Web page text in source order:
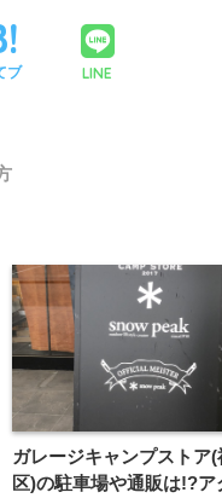
ブ LINE
ガレージキャンプストア
区)の駐車場や通販は!?ア